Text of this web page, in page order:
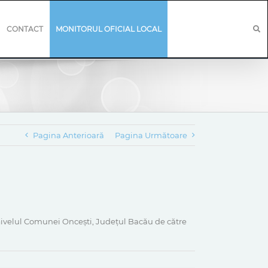
CONTACT MONITORUL OFICIAL LOCAL
Pagina Anterioară Pagina Următoare
Comunei Onceşti, Județul Bacău de către